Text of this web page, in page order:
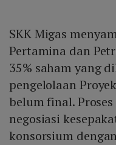
SKK Migas
Pertamina dan
35% saham yang
pengelolaan
belum final.
negosiasi
konsorsium